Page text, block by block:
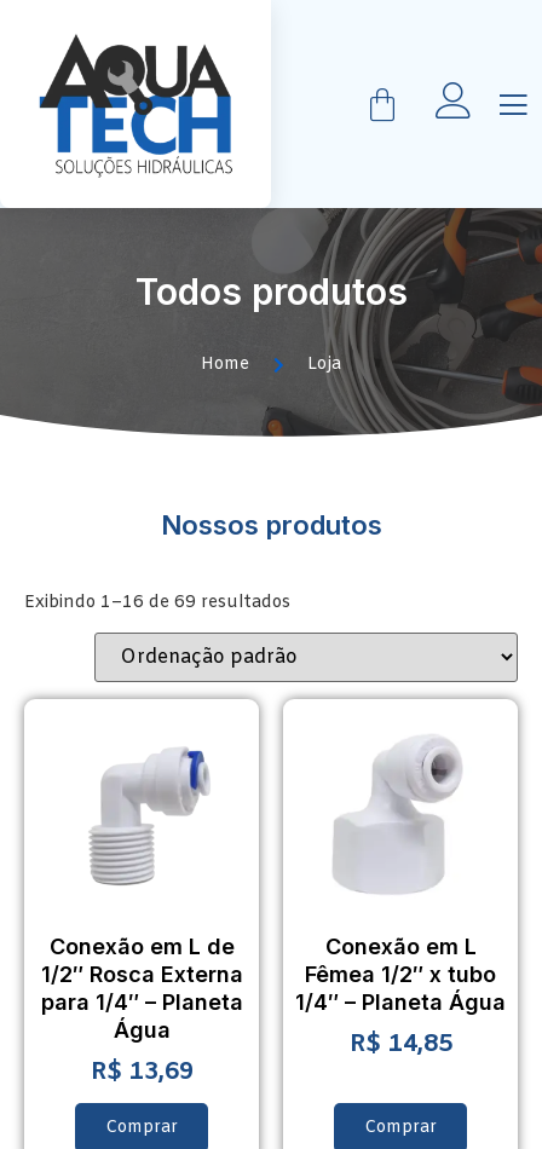
Todos produtos
Home Loja
Nossos produtos
Exibindo 1–16 de 69 resultados
Conexão em L de
1/2″ Rosca Externa
para 1/4″ – Planeta
Água
R$ 13,69
Comprar
Conexão em L
Fêmea 1/2″ x tubo
1/4″ – Planeta Água
R$ 14,85
Comprar